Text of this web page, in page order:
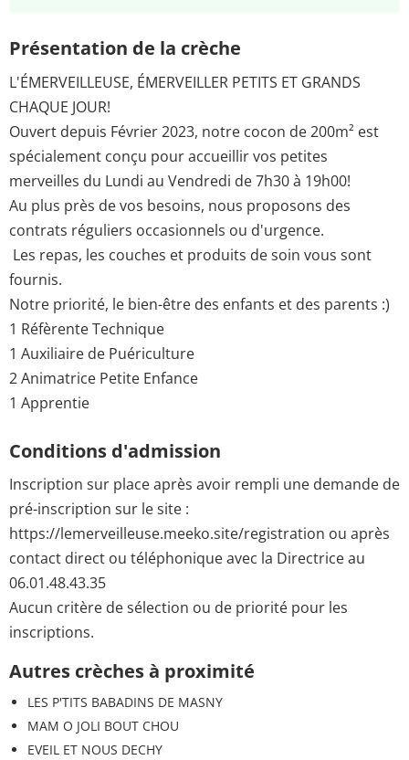
Présentation de la crèche
L'ÉMERVEILLEUSE, ÉMERVEILLER PETITS ET GRANDS
CHAQUE JOUR!
Ouvert depuis Février 2023, notre cocon de 200m² est
spécialement conçu pour accueillir vos petites
merveilles du Lundi au Vendredi de 7h30 à 19h00!
Au plus près de vos besoins, nous proposons des
contrats réguliers occasionnels ou d'urgence.
Les repas, les couches et produits de soin vous sont
fournis.
Notre priorité, le bien-être des enfants et des parents :)
1 Réfèrente Technique
1 Auxiliaire de Puériculture
2 Animatrice Petite Enfance
1 Apprentie
Conditions d'admission
Inscription sur place après avoir rempli une demande de
pré-inscription sur le site :
https://lemerveilleuse.meeko.site/registration ou après
contact direct ou téléphonique avec la Directrice au
06.01.48.43.35
Aucun critère de sélection ou de priorité pour les
inscriptions.
Autres crèches à proximité
LES P'TITS BABADINS DE MASNY
MAM O JOLI BOUT CHOU
EVEIL ET NOUS DECHY